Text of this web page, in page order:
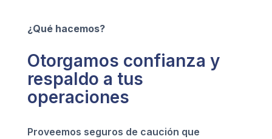
¿Qué hacemos?
Otorgamos confianza y
respaldo a tus
operaciones
Proveemos seguros de caución que